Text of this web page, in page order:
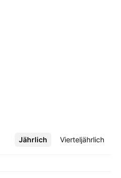
Jährlich Vierteljährlich
Mehr